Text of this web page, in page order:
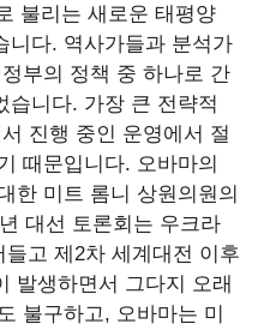
불리는 새로운 태평양
니다. 역사가들과 분석가
부의 정책 중 하나로 간
습니다. 가장 큰 전략적
진행 중인 운영에서 절
때문입니다. 오바마의
한 미트 롬니 상원의원의
대선 토론회는 우크라
고 제2차 세계대전 이후
발생하면서 그다지 오래
불구하고, 오바마는 미